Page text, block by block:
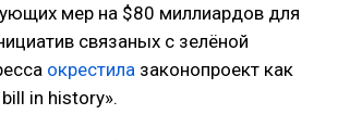
мер на $80 миллиардов для
связаных с зелёной
окрестила законопроект как
in history».